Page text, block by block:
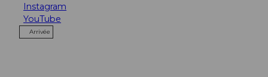
Instagram
YouTube
Arrivée